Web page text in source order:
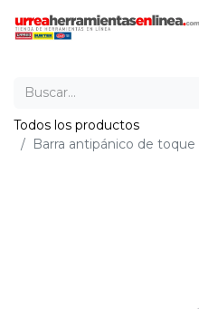
Todos los productos
Barra antipánico de